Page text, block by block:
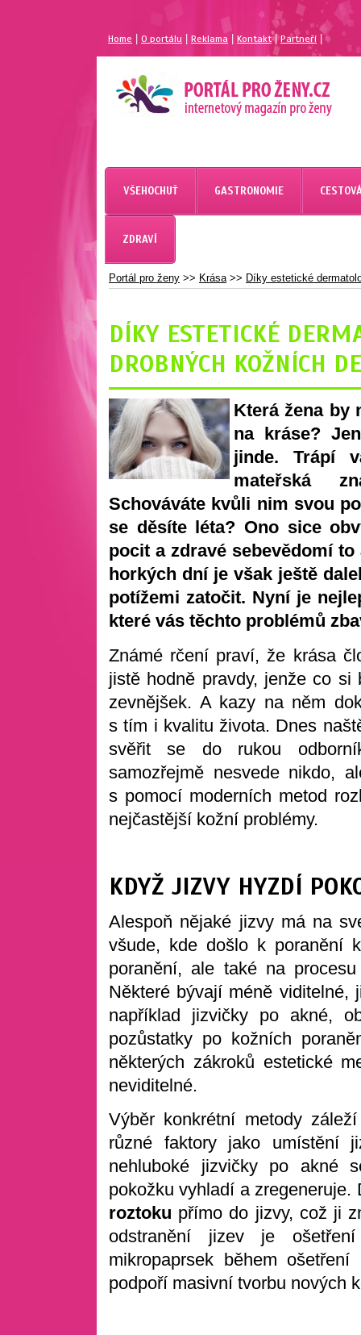
Home |O portálu Reklama Kontakt| Partneří
MAGAZÍN PRO ŽENY
PORTÁL PRO ŽENY.CZ
VŠEHOCHUŤ GASTRONOMIE
ZDRAVÍ
Portál pro ženy >> Krása>> Díky estetické
DÍKY ESTETICKÉ
DROBNÝCH KOŽNÍCH
Která žena by
na kráse?
jinde. Trápí
mateřská
Schováváte kvůli nim svou
se děsíte léta? Ono sice
pocit a zdravé sebevědomí
horkých dní je však ještě
potížemi zatočit. Nyní je
které vás těchto problémů
Známé rčení praví, že krása
jistě hodně pravdy, jenže co
zevnějšek. A kazy na něm
s tím i kvalitu života. Dnes
svěřit se do rukou
samozřejmě nesvede nikdo,
s pomocí moderních metod
nejčastější kožní problémy.
KDYŽ JIZVY HYZDÍ
Alespoň nějaké jizvy má na
všude, kde došlo k poranění
poranění, ale také na
Některé bývají méně viditelné,
například jizvičky po akné,
pozůstatky po kožních
některých zákroků estetické
neviditelné.
Výběr konkrétní metody
různé faktory jako umístění
nehluboké jizvičky po akné
pokožku vyhladí a
roztoku přímo do jizvy, což ji
odstranění jizev je
mikropaprsek během
podpoří masivní tvorbu nových